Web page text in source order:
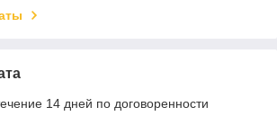
14 дней по договоренности